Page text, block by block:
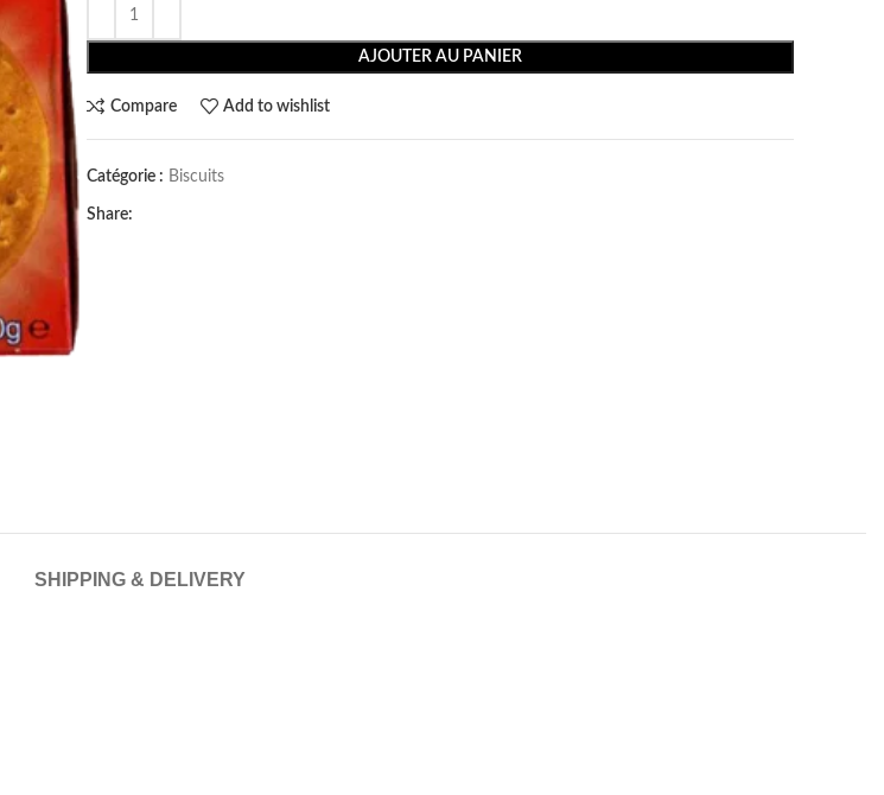
AJOUTER AU PANIER
Compare Add to wishlist
Catégorie : Biscuits
Share:
SHIPPING & DELIVERY